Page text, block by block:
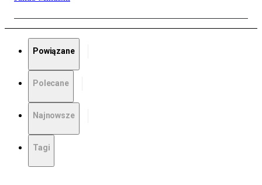
Powiązane
Polecane
Najnowsze
Tagi